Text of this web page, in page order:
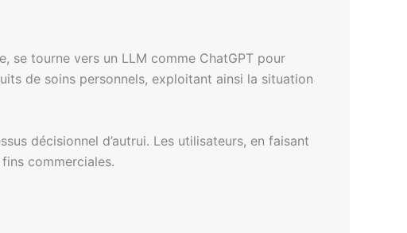
se tourne vers un LLM comme ChatGPT pour
de soins personnels, exploitant ainsi la situation
décisionnel d’autrui. Les utilisateurs, en faisant
commerciales.